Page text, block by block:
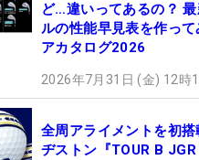
ど…違いってあるの？
ルの性能早見表を作っ
アカタログ2026
2026年7月31日 (金) 12時
全周アライメントを初搭
ヂストン『TOUR B